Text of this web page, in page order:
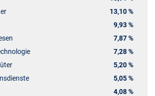
13,10 %
9,93 %
7,87 %
7,28 %
5,20 %
5,05 %
4,08 %